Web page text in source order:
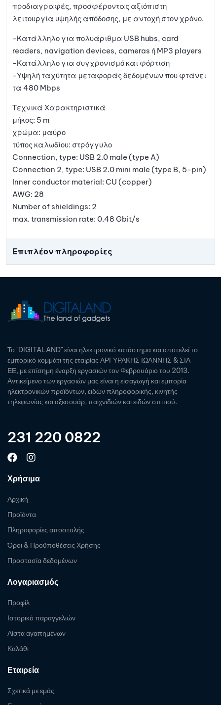
προδιαγραφές, προσφέροντας αξιόπιστη
λειτουργία υψηλής απόδοσης, με αντοχή στον χρόνο.
-Κατάλληλο για πολυάριθμα USB hubs, card
readers, navigation devices, cameras ή MP3 players
-Κατάλληλο για συγχρονισμό και φόρτιση
-Υψηλή ταχύτητα μεταφοράς δεδομένων που φτάνει
τα 480 Mbps
Τεχνικά Χαρακτηριστικά
μήκος: 5 m
χρώμα: μαύρο
τύπος καλωδίου: στρόγγυλο
Connection, type: USB 2.0 male (type A)
Connection 2, type: USB 2.0 mini male (type B, 5-pin)
Inner conductor material: CU (copper)
AWG: 28
Number of shieldings: 2
max. transmission rate: 0.48 Gbit/s
Επιπλέον πληροφορίες
Το "DIGITALAND" είναι ηλεκτρονικό κατάστημα και αποτελεί το
εμπορικό κομμάτι της εταιρίας ΑΡΓΥΡΑΚΗΣ ΙΩΑΝΝΗΣ & ΣΙΑ
ΕΕ, με επίσημη έναρξη εργασιών τον Φεβρουάριο του 2013.
Αντικείμενο των εργασιών μας είναι η εισαγωγή και εμπορία
ηλεκτρονικών προϊόντων, ειδών πληροφορικής, κινητής
τηλεφωνίας και αξεσουάρ, παιχνιδιών και ειδών σπιτιού.
231 220 0822
Χρήσιμα
Αρχική
Προϊόντα
Πληροφορίες αποστολής
Όροι & Προϋποθέσεις Χρήσης
Προστασία δεδομένων
Λογαριασμός
Προφίλ
Ιστορικό παραγγελιών
Λίστα αγαπημένων
Καλάθι
Εταιρεία
Σχετικά με εμάς